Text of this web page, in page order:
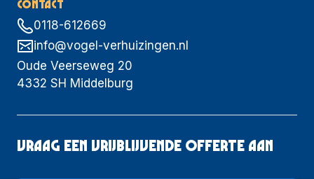
CONTACT
0118-612669
info@vogel-verhuizingen.nl
Oude Veerseweg 20
4332 SH Middelburg
Vraag een vrijblijvende offerte aan